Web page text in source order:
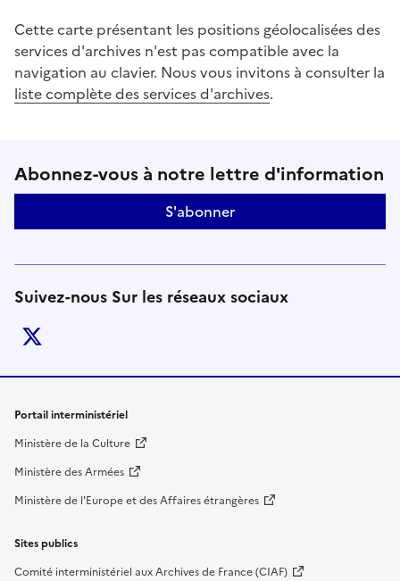
Cette carte présentant les positions géolocalisées des
services d'archives n'est pas compatible avec la
navigation au clavier. Nous vous invitons à consulter la
liste complète des services d'archives.
Suivez-nous sur le réseaux
Abonnez-vous à notre lettre d'information
S'abonner
Suivez-nous Sur les réseaux sociaux
Liens de bas de page
Portail interministériel
Ministère de la Culture
Ministère des Armées
Ministère de l'Europe et des Affaires étrangères
Sites publics
Comité interministériel aux Archives de France (CIAF)